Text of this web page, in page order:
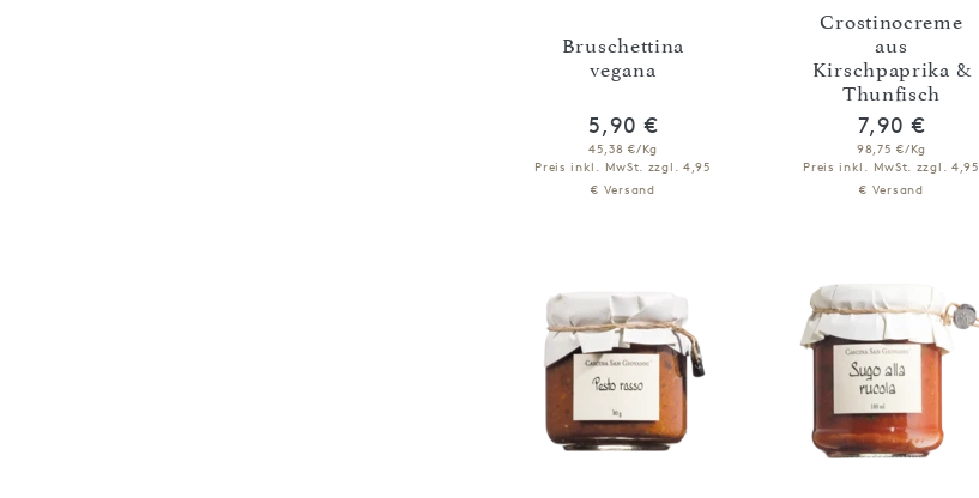
Bruschettina
vegana
5,90 €
45,38 €/Kg
Preis inkl. MwSt. zzgl. 4,95
€ Versand
Crostinocreme
aus
Kirschpaprika &
Thunfisch
7,90 €
98,75 €/Kg
Preis inkl. MwSt. zzgl. 4,95
€ Versand